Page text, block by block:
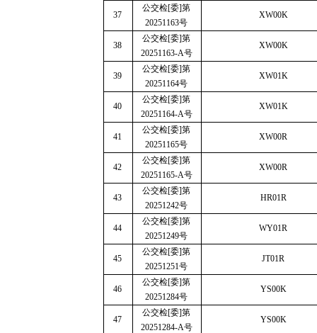
37
公交检[委]第
20251163号
XW00K
38
公交检[委]第
20251163-A号
XW00K
39
公交检[委]第
20251164号
XW01K
40
公交检[委]第
20251164-A号
XW01K
41
公交检[委]第
20251165号
XW00R
42
公交检[委]第
20251165-A号
XW00R
43
公交检[委]第
20251242号
HR01R
44
公交检[委]第
20251249号
WY01R
45
公交检[委]第
20251251号
JT01R
46
公交检[委]第
20251284号
YS00K
47
公交检[委]第
20251284-A号
YS00K